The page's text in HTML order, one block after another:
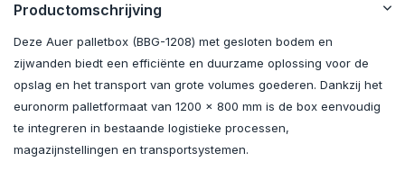
Productomschrijving
Deze Auer palletbox (BBG-1208) met gesloten bodem en
zijwanden biedt een efficiënte en duurzame oplossing voor de
opslag en het transport van grote volumes goederen. Dankzij het
euronorm palletformaat van 1200 x 800 mm is de box eenvoudig
te integreren in bestaande logistieke processen,
magazijnstellingen en transportsystemen.